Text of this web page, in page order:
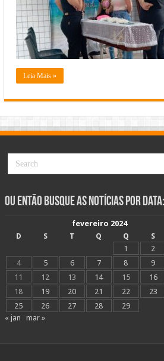
Leia Mais »
Ou Então Busque as Notícias Por Data:
fevereiro 2024
D
S T Q Q S
1
2
4
5 6 7 8 9
11
12 13 14 15 16
18
19 20 21 22 23
25
26 27 28
29
« jan
mar »